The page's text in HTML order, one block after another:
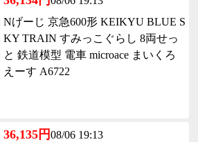
Nげーじ 京急600形 KEIKYU BLUE S
KY TRAIN すみっこぐらし 8両せっ
と 鉄道模型 電車 microace まいくろ
えーす A6722
36,135円08/06 19:13